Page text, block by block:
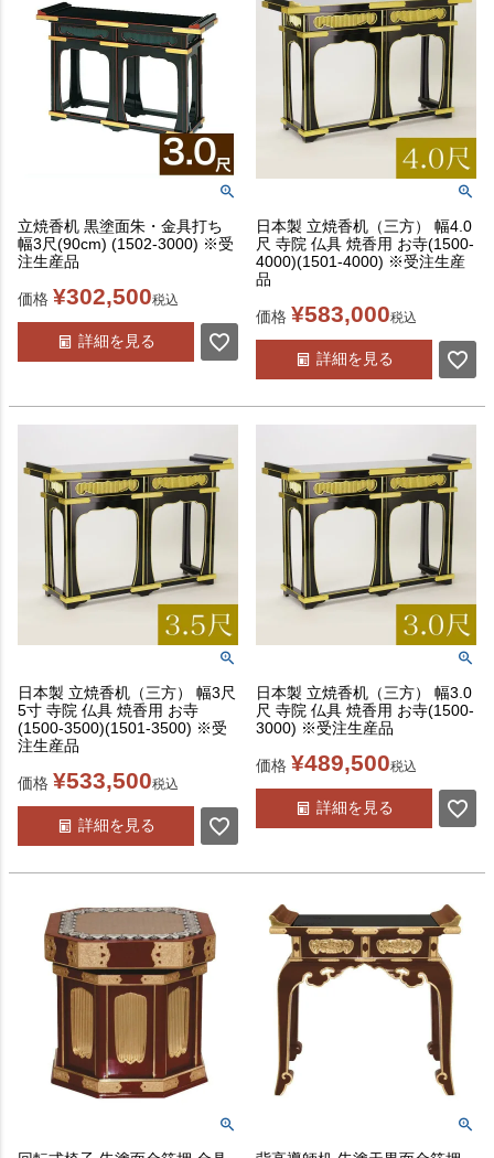
立焼香机 黒塗面朱・金具打ち
幅3尺(90cm) (1502-3000) ※受
注生産品
価格 ¥302,500税込
詳細を見る
日本製 立焼香机（三方） 幅4.0
尺 寺院 仏具 焼香用 お寺(1500-
4000)(1501-4000) ※受注生産
品
価格 ¥583,000税込
詳細を見る
日本製 立焼香机（三方） 幅3尺
5寸 寺院 仏具 焼香用 お寺
(1500-3500)(1501-3500) ※受
注生産品
価格 ¥533,500税込
詳細を見る
日本製 立焼香机（三方） 幅3.0
尺 寺院 仏具 焼香用 お寺(1500-
3000) ※受注生産品
価格 ¥489,500税込
詳細を見る